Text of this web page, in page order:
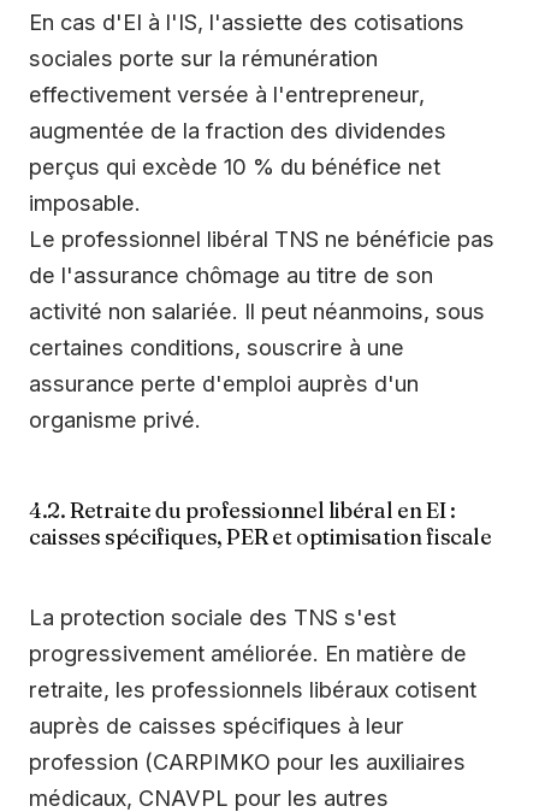
En cas d'EI à l'IS, l'assiette des cotisations
sociales porte sur la rémunération
effectivement versée à l'entrepreneur,
augmentée de la fraction des dividendes
perçus qui excède 10 % du bénéfice net
imposable.
Le professionnel libéral TNS ne bénéficie pas
de l'assurance chômage au titre de son
activité non salariée. Il peut néanmoins, sous
certaines conditions, souscrire à une
assurance perte d'emploi auprès d'un
organisme privé.
4.2. Retraite du professionnel libéral en EI :
caisses spécifiques, PER et optimisation fiscale
La protection sociale des TNS s'est
progressivement améliorée. En matière de
retraite, les professionnels libéraux cotisent
auprès de caisses spécifiques à leur
profession (CARPIMKO pour les auxiliaires
médicaux, CNAVPL pour les autres